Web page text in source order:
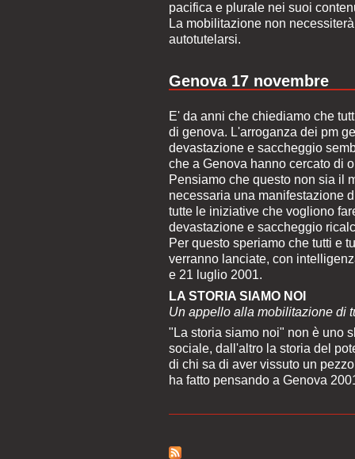
pacifica e plurale nei suoi
La mobilitazione non
autotutelarsi.
Genova 17 novembre
E' da anni che chiediamo che
di genova. L'arroganza dei pm
devastazione e saccheggio
che a Genova hanno cercato di
Pensiamo che questo non sia il
necessaria una manifestazione
tutte le iniziative che vogliono
devastazione e saccheggio
Per questo speriamo che tutti e
verranno lanciate, con
e 21 luglio 2001.
LA STORIA SIAMO NOI
Un appello alla mobilitazione di
"La storia siamo noi" non è uno
sociale, dall'altro la storia del
di chi sa di aver vissuto un
ha fatto pensando a Genova